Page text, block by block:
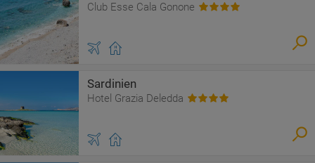
Club Esse Cala Gonone
Sardinien
Hotel Grazia Deledda